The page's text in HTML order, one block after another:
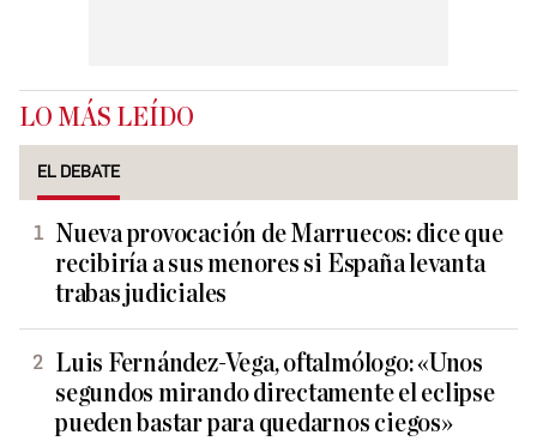
LO MÁS LEÍDO
EL DEBATE
Nueva provocación de Marruecos: dice que
recibiría a sus menores si España levanta
trabas judiciales
Luis Fernández-Vega, oftalmólogo: «Unos
segundos mirando directamente el eclipse
pueden bastar para quedarnos ciegos»